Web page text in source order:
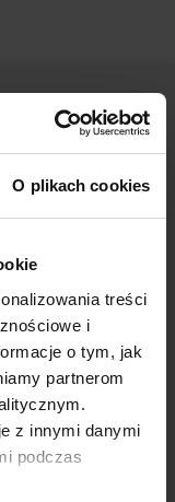
O plikach cookies
treści
i
o tym, jak
partnerom
z innymi danymi
podczas